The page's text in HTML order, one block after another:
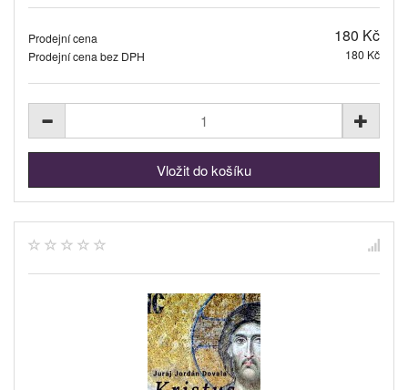
Prodejní cena 180 Kč
Prodejní cena bez DPH 180 Kč